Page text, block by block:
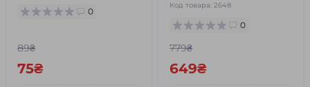
0
89₴
75₴
Код товара: 2648
0
779₴
649₴